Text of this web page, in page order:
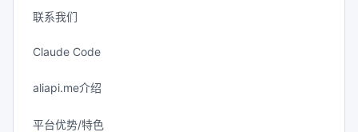
联系我们
Claude Code
aliapi.me介绍
平台优势/特色